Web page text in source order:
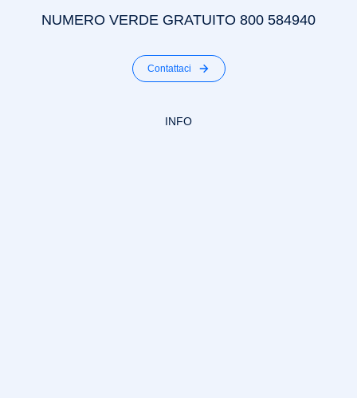
NUMERO VERDE GRATUITO 800 584940
Contattaci
INFO